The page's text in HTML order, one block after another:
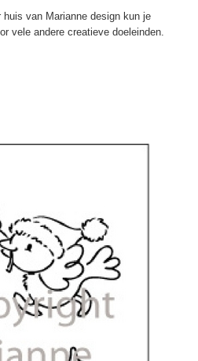
van Marianne design kun je
vele andere creatieve doeleinden.